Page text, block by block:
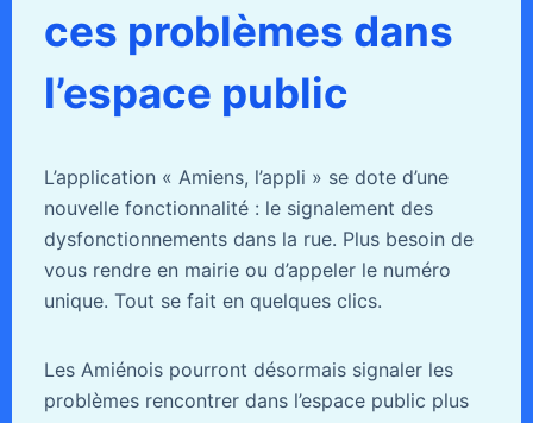
ces problèmes dans
l’espace public
L’application « Amiens, l’appli » se dote d’une
nouvelle fonctionnalité : le signalement des
dysfonctionnements dans la rue. Plus besoin de
vous rendre en mairie ou d’appeler le numéro
unique. Tout se fait en quelques clics.
Les Amiénois pourront désormais signaler les
problèmes rencontrer dans l’espace public plus